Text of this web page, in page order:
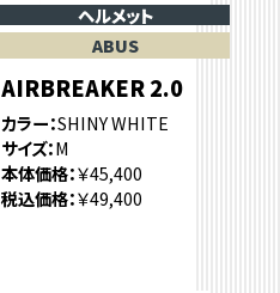
ヘルメット
ABUS
AIRBREAKER 2.0
カラー SHINY WHITE
サイズ M
本体価格 ￥45,400
税込価格 ￥49,400